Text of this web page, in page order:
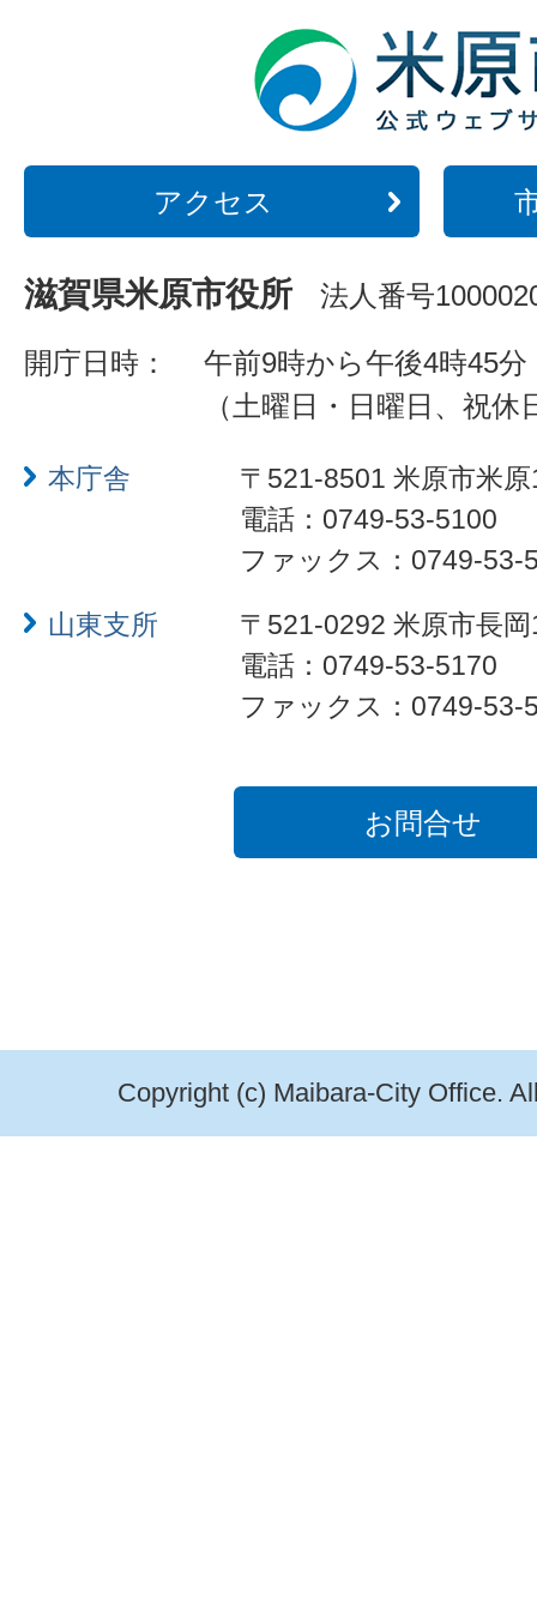
アクセス
滋賀県米原市役所 法人番号
開庁日時：
午前9時から午後4時45分
（土曜日・日曜日、祝
本庁舎
〒521-8501 米原市米
電話：0749-53-5100
ファックス：0749-53-
山東支所
〒521-0292 米原市長
電話：0749-53-5170
ファックス：0749-53-
お問合せ
Copyright (c) Maibara-City Office.